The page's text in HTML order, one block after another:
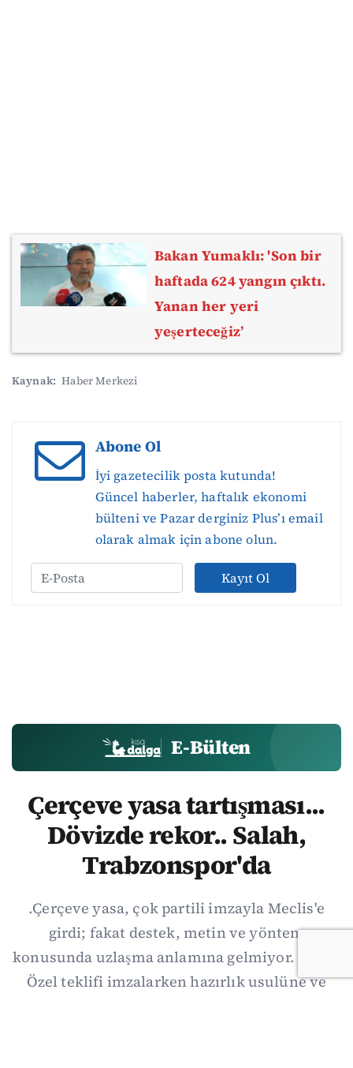
Bakan Yumaklı: 'Son bir
haftada 624 yangın çıktı.
Yanan her yeri
yeşerteceğiz’
Kaynak: Haber Merkezi
Abone Ol
İyi gazetecilik posta kutunda!
Güncel haberler, haftalık ekonomi
bülteni ve Pazar derginiz Plus’ı email
olarak almak için abone olun.
Kayıt Ol
E-Bülten
Çerçeve yasa tartışması...
Dövizde rekor.. Salah,
Trabzonspor'da
.Çerçeve yasa, çok partili imzayla Meclis'e
girdi; fakat destek, metin ve yöntem
konusunda uzlaşma anlamına gelmiyor. Özgür
Özel teklifi imzalarken hazırlık usulüne ve